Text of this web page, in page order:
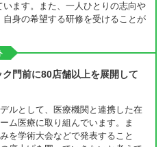
ます。また、一人ひとりの志向や
身の希望する研修を受けることが
門前に80店舗以上を展開して
ルとして、医療機関と連携した在
ム医療に取り組んでいます。ま
を学術大会などで発表すること